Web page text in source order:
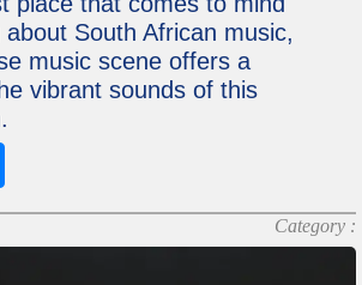
South African music,
music scene offers a
vibrant sounds of this
Category :